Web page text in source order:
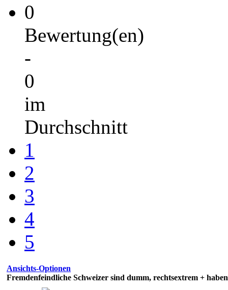
0
Bewertung(en)
-
0
im
Durchschnitt
1
2
3
4
5
Ansichts-Optionen
Fremdenfeindliche Schweizer sind dumm, rechtsextrem +